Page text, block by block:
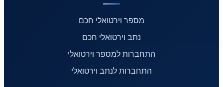
מספר וירטואלי חכם
נתב וירטואלי חכם
התחברות למספר וירטואלי
התחברות לנתב וירטואלי